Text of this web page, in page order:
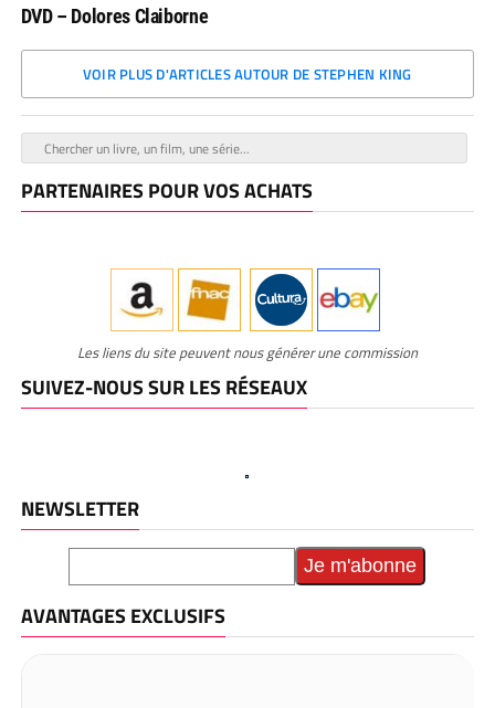
DVD – Dolores Claiborne
VOIR PLUS D'ARTICLES AUTOUR DE STEPHEN KING
PARTENAIRES POUR VOS ACHATS
Les liens du site peuvent nous générer une commission
SUIVEZ-NOUS SUR LES RÉSEAUX
NEWSLETTER
AVANTAGES EXCLUSIFS